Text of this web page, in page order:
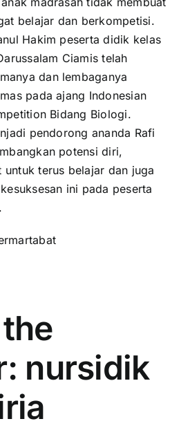
Hubungi Kami
Search
for:
belajar dan berkompetisi.
Hakim peserta didik kelas
Ciamis telah
dan lembaganya
pada ajang Indonesian
Bidang Biologi.
pendorong ananda Rafi
potensi diri,
untuk terus belajar dan juga
ini pada peserta
nursidik